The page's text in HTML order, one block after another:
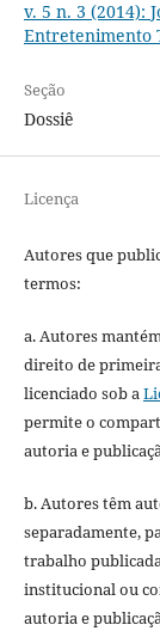
v. 5 n. 3 (2014):
Entretenimento
Seção
Dossiê
Licença
Autores que
termos:
a. Autores
direito de
licenciado sob a
permite o
autoria e
b. Autores têm
separadamente,
trabalho
institucional ou
autoria e